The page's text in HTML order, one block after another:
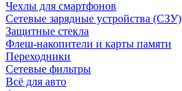
Чехлы для смартфонов
Сетевые зарядные устройства (СЗУ)
Защитные стекла
Флеш-накопители и карты памяти
Переходники
Сетевые фильтры
Всё для авто